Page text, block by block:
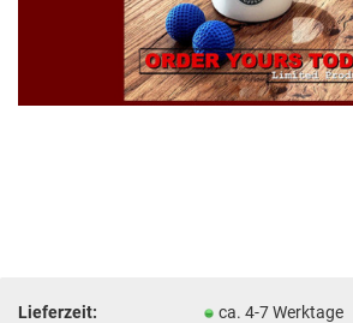
Lieferzeit: ca. 4-7 Werktage